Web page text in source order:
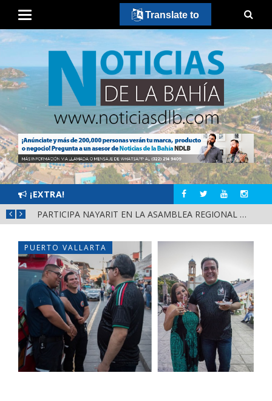
¡EXTRA!
PARTICIPA NAYARIT EN LA ASAMBLEA REGIONAL DE CONSULTA PARA LA LEY DE DERECHOS INDÍGENAS Y AFROMEXICANOS
PUERTO VALLARTA
Translate to